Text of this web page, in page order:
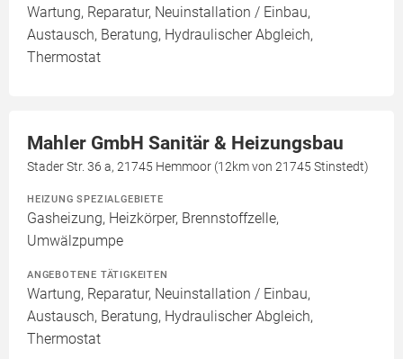
Wartung, Reparatur, Neuinstallation / Einbau,
Austausch, Beratung, Hydraulischer Abgleich,
Thermostat
Mahler GmbH Sanitär & Heizungsbau
Stader Str. 36 a, 21745 Hemmoor (12km von 21745 Stinstedt)
HEIZUNG SPEZIALGEBIETE
Gasheizung, Heizkörper, Brennstoffzelle,
Umwälzpumpe
ANGEBOTENE TÄTIGKEITEN
Wartung, Reparatur, Neuinstallation / Einbau,
Austausch, Beratung, Hydraulischer Abgleich,
Thermostat